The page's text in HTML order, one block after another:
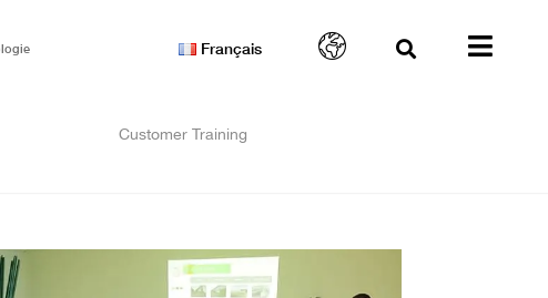
Français
Customer Training